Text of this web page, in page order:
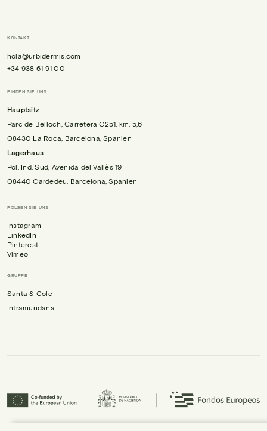
KONTAKT
hola@urbidermis.com
+34 938 61 91 00
FINDEN SIE UNS
Hauptsitz
Parc de Belloch, Carretera C251, km. 5,6
08430 La Roca, Barcelona, Spanien
Lagerhaus
Pol. Ind. Sud, Avenida del Vallès 19
08440 Cardedeu, Barcelona, Spanien
FOLGEN SIE UNS
Instagram
LinkedIn
Pinterest
Vimeo
GRUPPE
Santa & Cole
Intramundana